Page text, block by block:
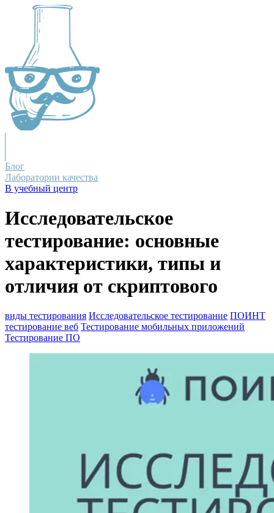
Блог
Лаборатории качества
В учебный центр
Исследовательское
тестирование: основные
характеристики, типы и
отличия от скриптового
виды тестирования Исследовательское тестирование ПОИНТ
тестирование веб Тестирование мобильных приложений
Тестирование ПО